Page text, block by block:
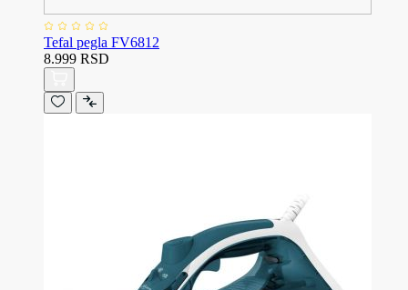
Tefal pegla FV6812
8.999 RSD